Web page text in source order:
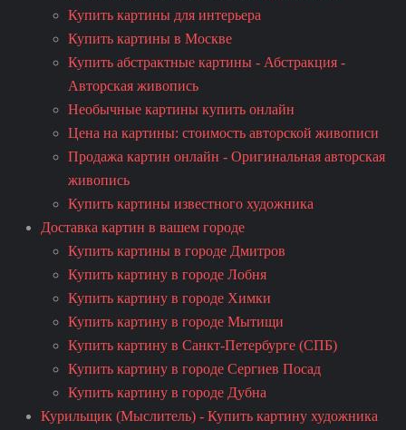
Купить картины для интерьера
Купить картины в Москве
Купить абстрактные картины - Абстракция -
Авторская живопись
Необычные картины купить онлайн
Цена на картины: стоимость авторской живописи
Продажа картин онлайн - Оригинальная авторская
живопись
Купить картины известного художника
Доставка картин в вашем городе
Купить картины в городе Дмитров
Купить картину в городе Лобня
Купить картину в городе Химки
Купить картину в городе Мытищи
Купить картину в Санкт-Петербурге (СПБ)
Купить картину в городе Сергиев Посад
Купить картину в городе Дубна
Курильщик (Мыслитель) - Купить картину художника